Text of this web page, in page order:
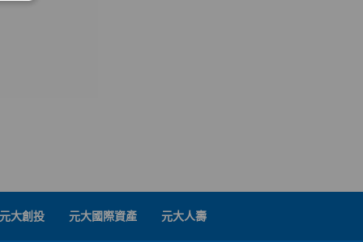
元大創投 元大國際資產 元大人壽